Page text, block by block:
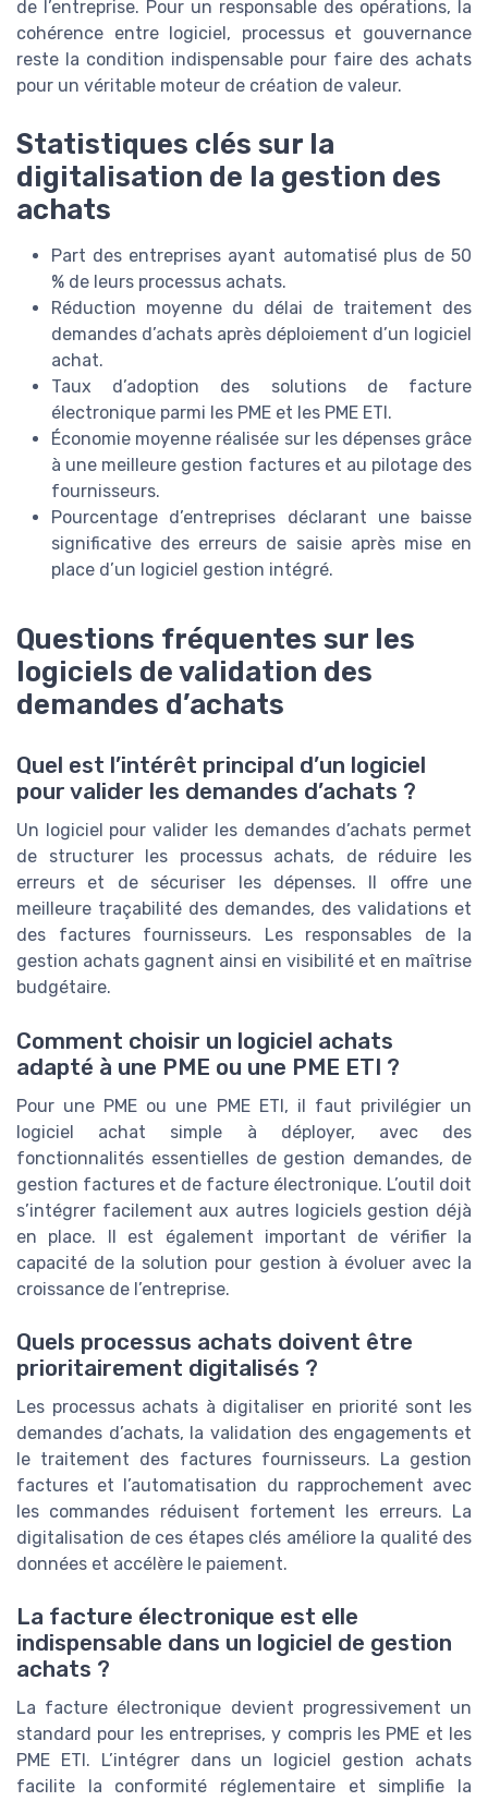
de l’entreprise. Pour un responsable des opérations, la
cohérence entre logiciel, processus et gouvernance
reste la condition indispensable pour faire des achats
pour un véritable moteur de création de valeur.
Statistiques clés sur la
digitalisation de la gestion des
achats
Part des entreprises ayant automatisé plus de 50
% de leurs processus achats.
Réduction moyenne du délai de traitement des
demandes d’achats après déploiement d’un logiciel
achat.
Taux d’adoption des solutions de facture
électronique parmi les PME et les PME ETI.
Économie moyenne réalisée sur les dépenses grâce
à une meilleure gestion factures et au pilotage des
fournisseurs.
Pourcentage d’entreprises déclarant une baisse
significative des erreurs de saisie après mise en
place d’un logiciel gestion intégré.
Questions fréquentes sur les
logiciels de validation des
demandes d’achats
Quel est l’intérêt principal d’un logiciel
pour valider les demandes d’achats ?
Un logiciel pour valider les demandes d’achats permet
de structurer les processus achats, de réduire les
erreurs et de sécuriser les dépenses. Il offre une
meilleure traçabilité des demandes, des validations et
des factures fournisseurs. Les responsables de la
gestion achats gagnent ainsi en visibilité et en maîtrise
budgétaire.
Comment choisir un logiciel achats
adapté à une PME ou une PME ETI ?
Pour une PME ou une PME ETI, il faut privilégier un
logiciel achat simple à déployer, avec des
fonctionnalités essentielles de gestion demandes, de
gestion factures et de facture électronique. L’outil doit
s’intégrer facilement aux autres logiciels gestion déjà
en place. Il est également important de vérifier la
capacité de la solution pour gestion à évoluer avec la
croissance de l’entreprise.
Quels processus achats doivent être
prioritairement digitalisés ?
Les processus achats à digitaliser en priorité sont les
demandes d’achats, la validation des engagements et
le traitement des factures fournisseurs. La gestion
factures et l’automatisation du rapprochement avec
les commandes réduisent fortement les erreurs. La
digitalisation de ces étapes clés améliore la qualité des
données et accélère le paiement.
La facture électronique est elle
indispensable dans un logiciel de gestion
achats ?
La facture électronique devient progressivement un
standard pour les entreprises, y compris les PME et les
PME ETI. L’intégrer dans un logiciel gestion achats
facilite la conformité réglementaire et simplifie la